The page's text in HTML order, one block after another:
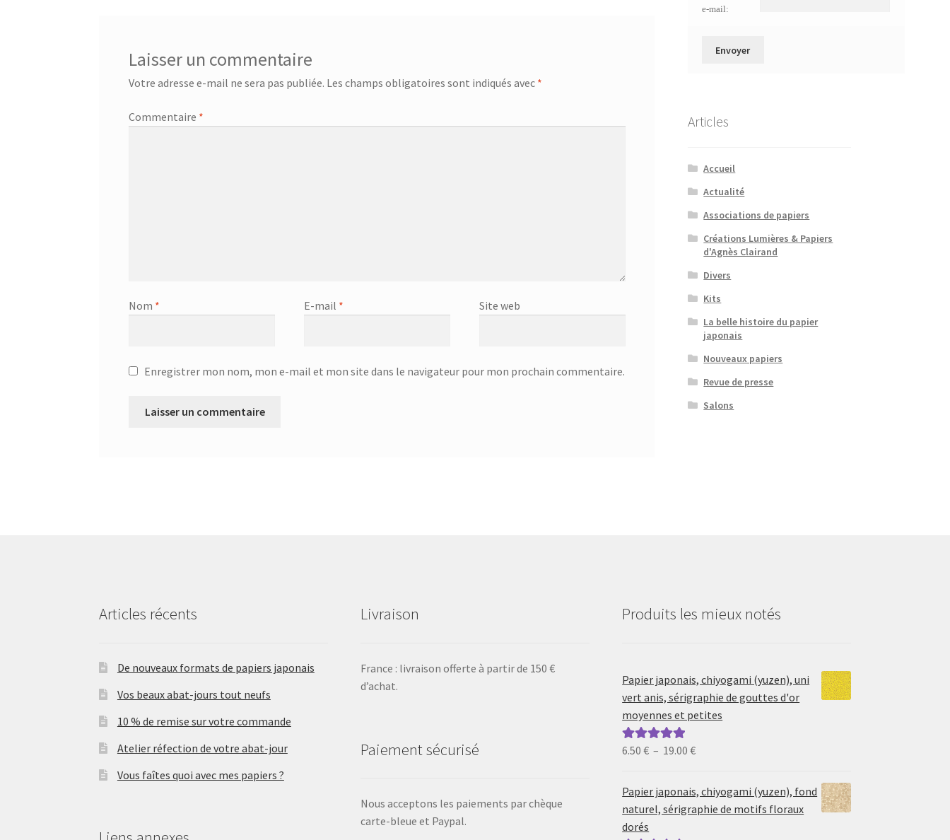
Laisser un commentaire
Votre adresse e-mail ne sera pas publiée. Les champs obligatoires sont indiqués avec *
Commentaire *
Nom * E-mail * Site web
Enregistrer mon nom, mon e-mail et mon site dans le navigateur pour mon prochain commentaire.
e-mail:
Articles
Accueil
Actualité
Associations de papiers
Créations Lumières & Papiers
d'Agnès Clairand
Divers
Kits
La belle histoire du papier
japonais
Nouveaux papiers
Revue de presse
Salons
Articles récents
De nouveaux formats de papiers japonais
Vos beaux abat-jours tout neufs
10 % de remise sur votre commande
Atelier réfection de votre abat-jour
Vous faîtes quoi avec mes papiers ?
Livraison
France : livraison offerte à partir de 150 €
d’achat.
Paiement sécurisé
Nous acceptons les paiements par chèque
carte-bleue et Paypal.
Produits les mieux notés
Papier japonais, chiyogami (yuzen), uni
vert anis, sérigraphie de gouttes d'or
moyennes et petites
Note5.00sur
6.50€ – 19.00€Plage
prix :
6.50 €
Papier japonais, chiyogami (yuzen), fond
naturel, sérigraphie de motifs floraux
dorés